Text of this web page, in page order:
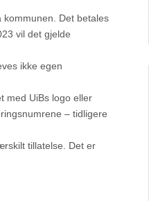
kommunen. Det betales
vil det gjelde
ikke egen
med UiBs logo eller
– tidligere
tillatelse. Det er